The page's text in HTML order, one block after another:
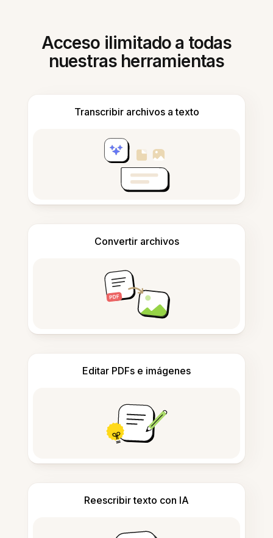
Acceso ilimitado a todas
nuestras herramientas
Transcribir archivos a texto
Convertir archivos
Editar PDFs e imágenes
Reescribir texto con IA